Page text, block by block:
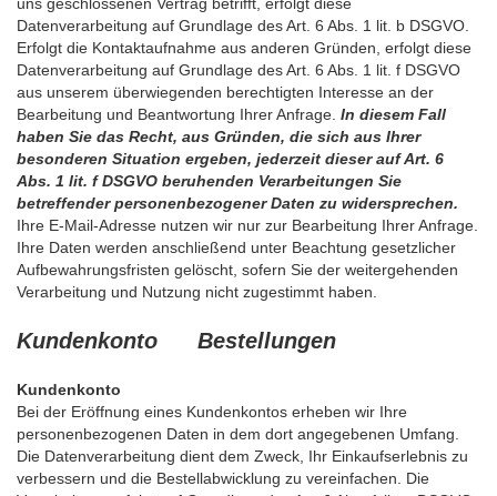
Datenverarbeitung auf Grundlage des Art. 6 Abs. 1 lit. b DSGVO.
Erfolgt die Kontaktaufnahme aus anderen Gründen, erfolgt diese
Datenverarbeitung auf Grundlage des Art. 6 Abs. 1 lit. f DSGVO
aus unserem überwiegenden berechtigten Interesse an der
Bearbeitung und Beantwortung Ihrer Anfrage. In diesem Fall
haben Sie das Recht, aus Gründen, die sich aus Ihrer
besonderen Situation ergeben, jederzeit dieser auf Art. 6
Abs. 1 lit. f DSGVO beruhenden Verarbeitungen Sie
betreffender personenbezogener Daten zu widersprechen.
Ihre E-Mail-Adresse nutzen wir nur zur Bearbeitung Ihrer Anfrage.
Ihre Daten werden anschließend unter Beachtung gesetzlicher
Aufbewahrungsfristen gelöscht, sofern Sie der weitergehenden
Verarbeitung und Nutzung nicht zugestimmt haben.
Kundenkonto Bestellungen
Kundenkonto
Bei der Eröffnung eines Kundenkontos erheben wir Ihre
personenbezogenen Daten in dem dort angegebenen Umfang.
Die Datenverarbeitung dient dem Zweck, Ihr Einkaufserlebnis zu
verbessern und die Bestellabwicklung zu vereinfachen. Die